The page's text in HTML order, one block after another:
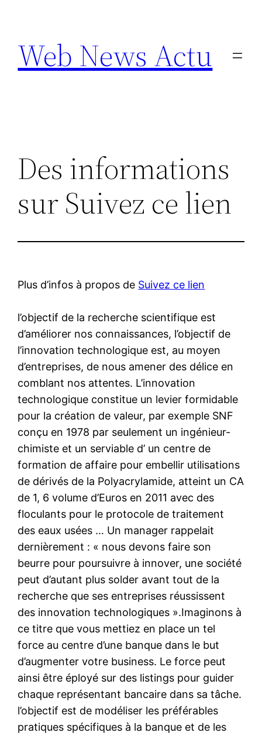
contenu
Web News Actu
Des informations
sur Suivez ce lien
Plus d’infos à propos de Suivez ce lien
l’objectif de la recherche scientifique est
d’améliorer nos connaissances, l’objectif de
l’innovation technologique est, au moyen
d’entreprises, de nous amener des délice en
comblant nos attentes. L’innovation
technologique constitue un levier formidable
pour la création de valeur, par exemple SNF
conçu en 1978 par seulement un ingénieur-
chimiste et un serviable d’ un centre de
formation de affaire pour embellir utilisations
de dérivés de la Polyacrylamide, atteint un CA
de 1, 6 volume d’Euros en 2011 avec des
floculants pour le protocole de traitement
des eaux usées … Un manager rappelait
dernièrement : « nous devons faire son
beurre pour poursuivre à innover, une société
peut d’autant plus solder avant tout de la
recherche que ses entreprises réussissent
des innovation technologiques ».Imaginons à
ce titre que vous mettiez en place un tel
force au centre d’une banque dans le but
d’augmenter votre business. Le force peut
ainsi être éployé sur des listings pour guider
chaque représentant bancaire dans sa tâche.
l’objectif est de modéliser les préférables
pratiques spécifiques à la banque et de les